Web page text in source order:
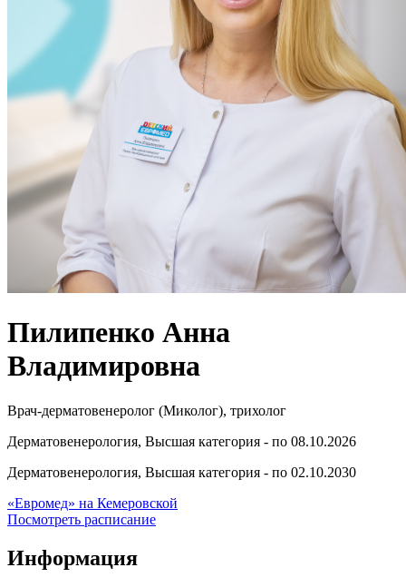
Пилипенко Анна
Владимировна
Врач-дерматовенеролог (Миколог), трихолог
Дерматовенерология, Высшая категория - по 08.10.2026
Дерматовенерология, Высшая категория - по 02.10.2030
«Евромед» на Кемеровской
Посмотреть расписание
Информация